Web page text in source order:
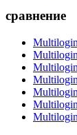
сравнение